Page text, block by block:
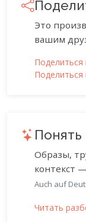
Это
вашим
Поделиться
Поделиться
Образы,
контекст
Auch auf
Читать